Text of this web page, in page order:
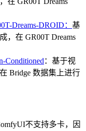
Dreams-DROID： 基
，在 GR00T Dreams
Conditioned ：基于视
Bridge 数据集上进行
不支持多卡，因